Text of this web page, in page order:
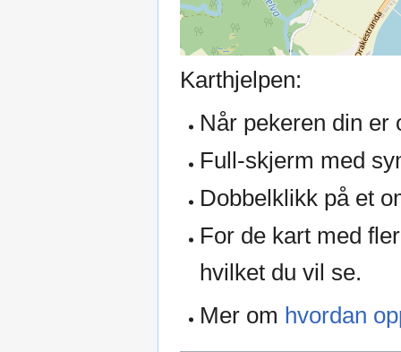
Karthjelpen:
Når pekeren din er
Full-skjerm med
Dobbelklikk på et
For de kart med
hvilket du vil se.
Mer om hvordan